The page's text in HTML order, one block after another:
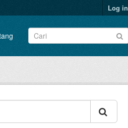
Log in